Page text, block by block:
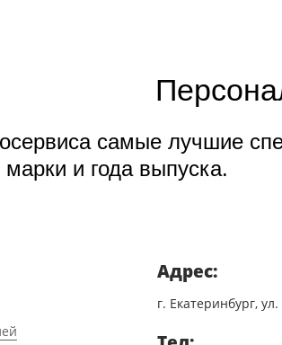
самые лучшие
и года выпуска.
Адрес:
г. Екатеринбург,